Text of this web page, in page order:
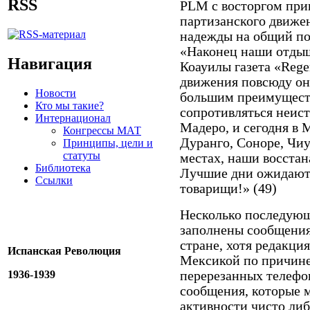
RSS
Навигация
Новости
Кто мы такие?
Интернационал
Конгрессы МАТ
Принципы, цели и
статуты
Библиотека
Ссылки
Испанская Революция
1936-1939
PLM с восторгом
партизанского
надежды на общий
«Наконец наши
Коауилы газета
движения повсюду
большим
сопротивляться
Мадеро, и сегодня в
Дуранго, Соноре,
местах, наши
Лучшие дни ожидают
товарищи!» (49)
Несколько
заполнены
стране, хотя
Мексикой по
перерезанных
сообщения, которые
активности чисто